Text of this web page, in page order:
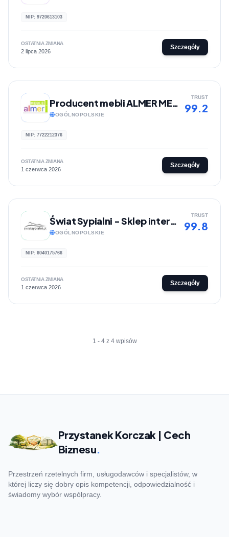
NIP: 9720613103
OSTATNIA ZMIANA
2 lipca 2026
Szczegóły
Producent mebli ALMER MEBLE
OGÓLNOPOLSKIE
TRUST
99.2
NIP: 7722212376
OSTATNIA ZMIANA
1 czerwca 2026
Szczegóły
Świat Sypialni - Sklep internetowy z materacami, kołdrami, poduszkami i pościelą
OGÓLNOPOLSKIE
TRUST
99.8
NIP: 6040175766
OSTATNIA ZMIANA
1 czerwca 2026
Szczegóły
1 - 4 z 4 wpisów
Przystanek Korczak | Cech
Biznesu.
Przestrzeń rzetelnych firm, usługodawców i specjalistów, w
której liczy się dobry opis kompetencji, odpowiedzialność i
świadomy wybór współpracy.